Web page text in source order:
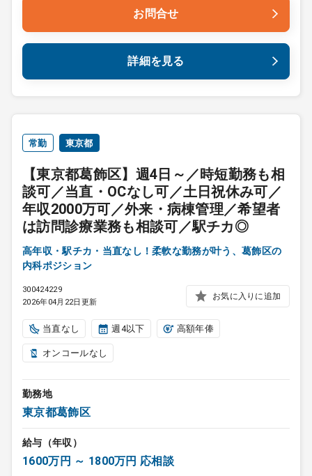
お問合せ
詳細を見る
常勤 東京都
【東京都葛飾区】週4日～／時短勤務も相
談可／当直・OCなし可／土日祝休み可／
年収2000万可／外来・病棟管理／希望者
は訪問診療業務も相談可／駅チカ◎
高年収・駅チカ・当直なし！柔軟な勤務が叶う、葛飾区の
内科ポジション
300424229
2026年04月22日更新
お気に入りに追加
当直なし 週4以下 高額年俸
オンコールなし
勤務地
東京都葛飾区
給与（年収）
1600万円 ～ 1800万円 応相談